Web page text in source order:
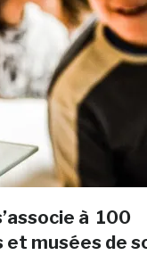
à 100
et musées de